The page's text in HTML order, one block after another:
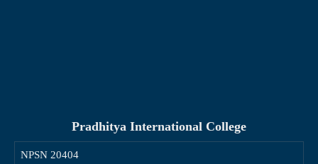
Pradhitya International College
NPSN 20404